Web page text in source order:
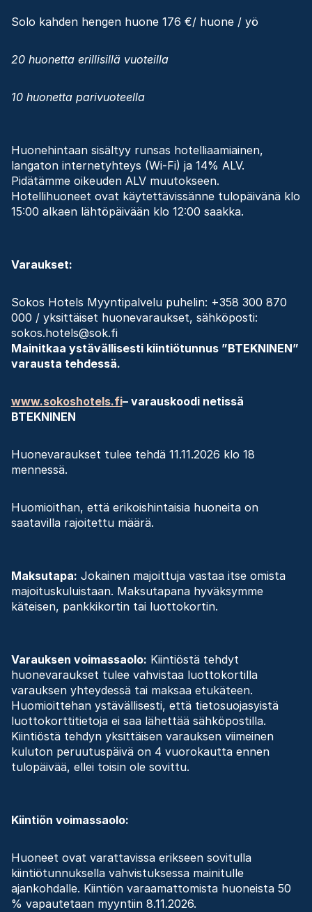
Solo kahden hengen huone 176 €/ huone / yö
20 huonetta erillisillä vuoteilla
10 huonetta parivuoteella
Huonehintaan sisältyy runsas hotelliaamiainen,
langaton internetyhteys (Wi-Fi) ja 14% ALV.
Pidätämme oikeuden ALV muutokseen.
Hotellihuoneet ovat käytettävissänne tulopäivänä klo
15:00 alkaen lähtöpäivään klo 12:00 saakka.
Varaukset:
Sokos Hotels Myyntipalvelu puhelin: +358 300 870
000 / yksittäiset huonevaraukset, sähköposti:
sokos.hotels@sok.fi
Mainitkaa ystävällisesti kiintiötunnus ”BTEKNINEN”
varausta tehdessä.
www.sokoshotels.fi– varauskoodi netissä
BTEKNINEN
Huonevaraukset tulee tehdä 11.11.2026 klo 18
mennessä.
Huomioithan, että erikoishintaisia huoneita on
saatavilla rajoitettu määrä.
Maksutapa: Jokainen majoittuja vastaa itse omista
majoituskuluistaan. Maksutapana hyväksymme
käteisen, pankkikortin tai luottokortin.
Varauksen voimassaolo: Kiintiöstä tehdyt
huonevaraukset tulee vahvistaa luottokortilla
varauksen yhteydessä tai maksaa etukäteen.
Huomioittehan ystävällisesti, että tietosuojasyistä
luottokorttitietoja ei saa lähettää sähköpostilla.
Kiintiöstä tehdyn yksittäisen varauksen viimeinen
kuluton peruutuspäivä on 4 vuorokautta ennen
tulopäivää, ellei toisin ole sovittu.
Kiintiön voimassaolo:
Huoneet ovat varattavissa erikseen sovitulla
kiintiötunnuksella vahvistuksessa mainitulle
ajankohdalle. Kiintiön varaamattomista huoneista 50
% vapautetaan myyntiin 8.11.2026.